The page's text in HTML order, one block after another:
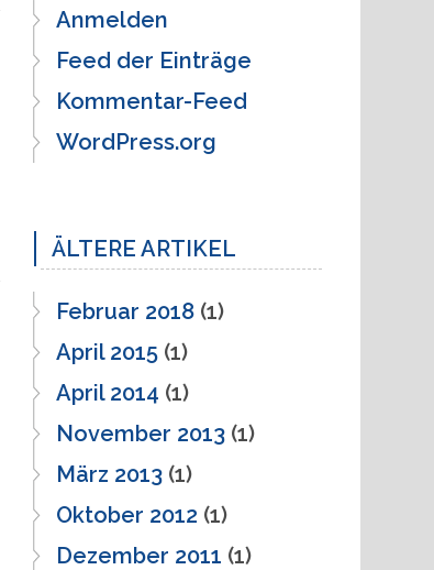
Anmelden
Feed der Einträge
Kommentar-Feed
WordPress.org
ÄLTERE ARTIKEL
Februar 2018(1)
April 2015(1)
April 2014 (1)
November 2013(1)
März 2013(1)
Oktober 2012 (1)
Dezember 2011 (1)